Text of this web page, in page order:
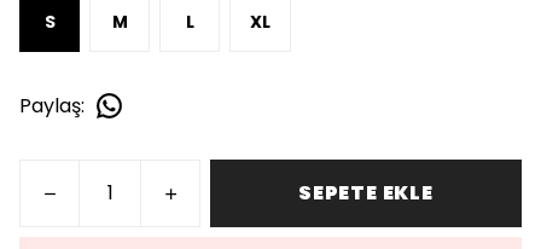
S M L XL
Paylaş:
SEPETE EKLE